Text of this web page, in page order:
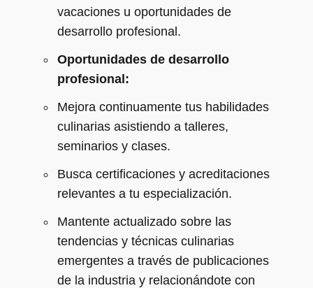
vacaciones u oportunidades de
desarrollo profesional.
Oportunidades de desarrollo
profesional:
Mejora continuamente tus habilidades
culinarias asistiendo a talleres,
seminarios y clases.
Busca certificaciones y acreditaciones
relevantes a tu especialización.
Mantente actualizado sobre las
tendencias y técnicas culinarias
emergentes a través de publicaciones
de la industria y relacionándote con